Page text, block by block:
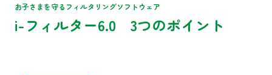
お子さまを守るフィルタリングソフトウェア
i-フィルター6.0 3つのポイント